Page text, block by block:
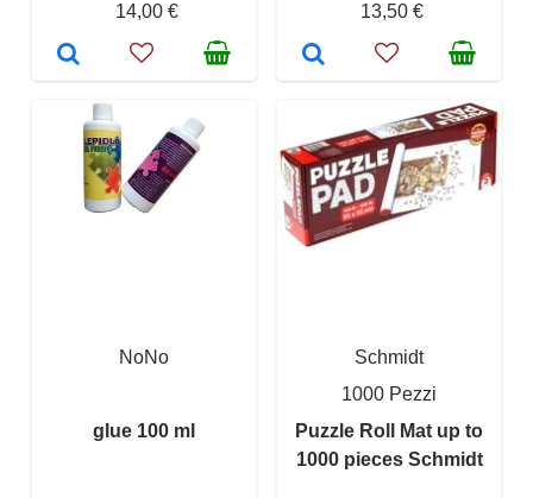
14,00 €
13,50 €
NoNo
glue 100 ml
Schmidt
1000 Pezzi
Puzzle Roll Mat up to
1000 pieces Schmidt